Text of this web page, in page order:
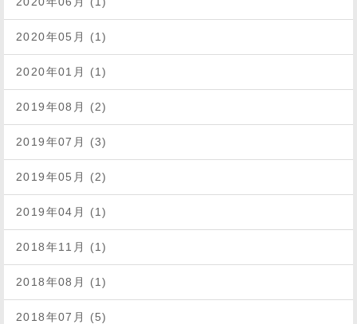
2020年05月 (1)
2020年01月 (1)
2019年08月 (2)
2019年07月 (3)
2019年05月 (2)
2019年04月 (1)
2018年11月 (1)
2018年08月 (1)
2018年07月 (5)